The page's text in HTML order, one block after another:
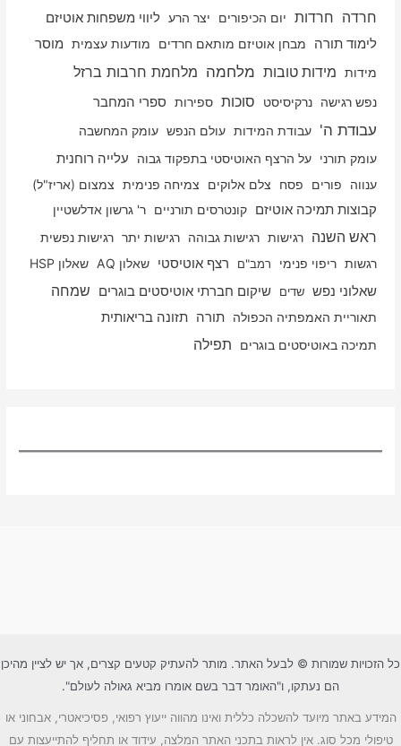
חרדה חרדות יום הכיפורים יצר הרע ליווי משפחות אוטיזם
לימוד תורה
מבחן אוטיזם מותאם חרדים מודעות עצמית מוסר
מידות מידות טובות מלחמה מלחמת חרבות ברזל
נפש רגישה נרקיסיסט סוכות ספירות ספרי המחבר
עבודת ה' עבודת המידות עולם הנפש עומק המחשבה
עומק תורני על הרצף האוטיסטי בתפקוד גבוה עלייה רוחנית
ענווה פורים פסח צלם אלוקים צמיחה פנימית צמצום (אריז"ל)
קבוצות תמיכה אוטיזם קונטרסים תורניים ר' גרשון אדלשטיין
ראש השנה רגישות רגישות גבוהה רגישות יתר רגישות נפשית
רגשות ריפוי פנימי רמב"ם רצף אוטיסטי שאלון AQ שאלון HSP
שאלוני נפש שדים שיקום חברתי אוטיסטים בוגרים שמחה
תאוריית האמפתיה הכפולה תורה תזונה בריאותית
תמיכה באוטיסטים בוגרים תפילה
כל הזכויות שמורות © לבעל האתר. מותר להעתיק קטעים קצרים, אך יש לציין מהיכן
הם נעתקו, ו"האומר דבר בשם אומרו מביא גאולה לעולם".
המידע באתר מיועד להשכלה כללית ואינו מהווה ייעוץ רפואי, פסיכיאטרי, אבחוני או
טיפולי מכל סוג. אין לראות בתכני האתר המלצה, עידוד או תחליף להתייעצות עם